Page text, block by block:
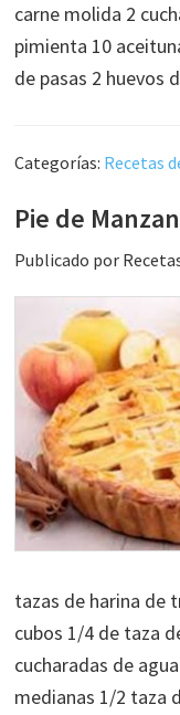
carne molida 2
pimienta 10
de pasas 2 huevos
Categorías: Recetas
Pie de
Publicado por
tazas de harina de
cubos 1/4 de taza
cucharadas de
medianas 1/2 taza